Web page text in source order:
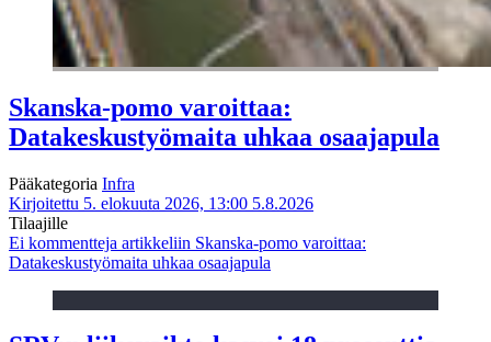
Skanska-pomo varoittaa:
Datakeskustyömaita uhkaa osaajapula
Pääkategoria Infra
Kirjoitettu 5. elokuuta 2026, 13:00 5.8.2026
Tilaajille
Ei kommentteja artikkeliin Skanska-pomo varoittaa:
Datakeskustyömaita uhkaa osaajapula